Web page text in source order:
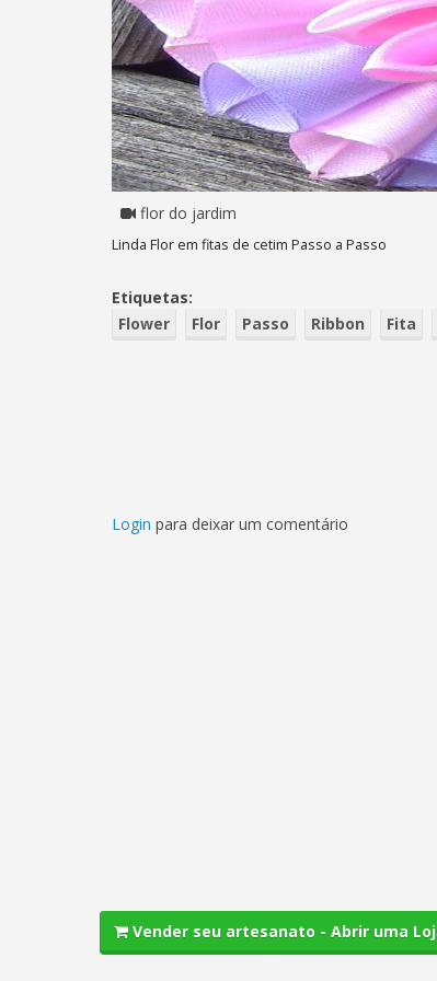
flor do jardim
Linda Flor em fitas de cetim Passo a Passo
Etiquetas:
Flower
Flor Passo Ribbon Fita
Login para deixar um comentário
Vender seu artesanato - Abrir uma